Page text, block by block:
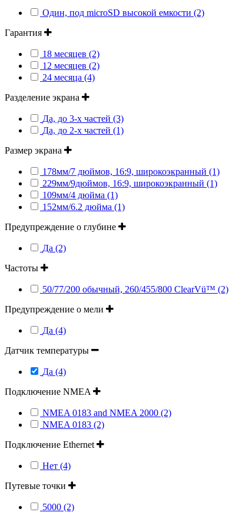
Один, под microSD высокой емкости (2)
Гарантия
18 месяцев (2)
12 месяцев (2)
24 месяца (4)
Разделение экрана
Да, до 3-х частей (3)
Да, до 2-х частей (1)
Размер экрана
178мм/7 дюймов, 16:9, широкоэкранный (1)
229мм/9дюймов, 16:9, широкоэкранный (1)
109мм/4 дюйма (1)
152мм/6.2 дюйма (1)
Предупреждение о глубине
Да (2)
Частоты
50/77/200 обычный, 260/455/800 ClearVü™ (2)
Предупреждение о мели
Да (4)
Датчик температуры
Да (4)
Подключение NMEA
NMEA 0183 and NMEA 2000 (2)
NMEA 0183 (2)
Подключение Ethernet
Нет (4)
Путевые точки
5000 (2)